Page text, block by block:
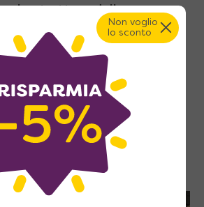
la struttura della casa per
. Questo perché
fare con spazi ridotti,
giù un muro per creare
dare immediatamente la
spazio più ampio.
alcuni mobili come
strategica per
come la zona giorno e
monolocale.
Non voglio
lo sconto